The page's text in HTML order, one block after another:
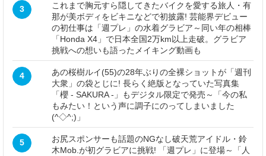
3
これまで胸元すら隠してきたバイクを愛する旅人・有
那が美ボディをビキニなどで初披露! 芸能界デビュー
の初仕事は「週プレ」の水着グラビア～同い年の相棒
「Honda X4」で日本全国2万km以上走破。グラビア
挑戦への想いも語ったメイキング動画も
4
あの桜樹ルイ(55)の28年ぶりの全裸ショットが「週刊
大衆」の袋とじに! 長らく絶版となっていた写真集
「櫻 - SAKURA -」もデジタル限定で発売～「今の私
もみたい！という声に調子にのってしまいました
(^◇^;)」
5
お尻スポンサーも話題のNGなし破天荒アイドル・鈴
木Mob.が初グラビアに挑戦! 「週プレ」に登場～「人